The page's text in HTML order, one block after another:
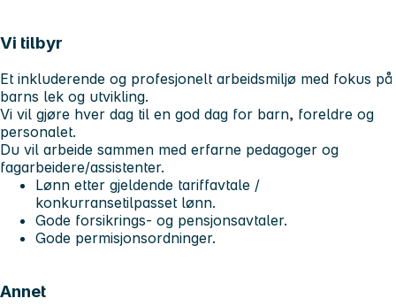
Vi tilbyr
Et inkluderende og profesjonelt arbeidsmiljø med fokus på
barns lek og utvikling.
Vi vil gjøre hver dag til en god dag for barn, foreldre og
personalet.
Du vil arbeide sammen med erfarne pedagoger og
fagarbeidere/assistenter.
Lønn etter gjeldende tariffavtale /
konkurransetilpasset lønn.
Gode forsikrings- og pensjonsavtaler.
Gode permisjonsordninger.
Annet